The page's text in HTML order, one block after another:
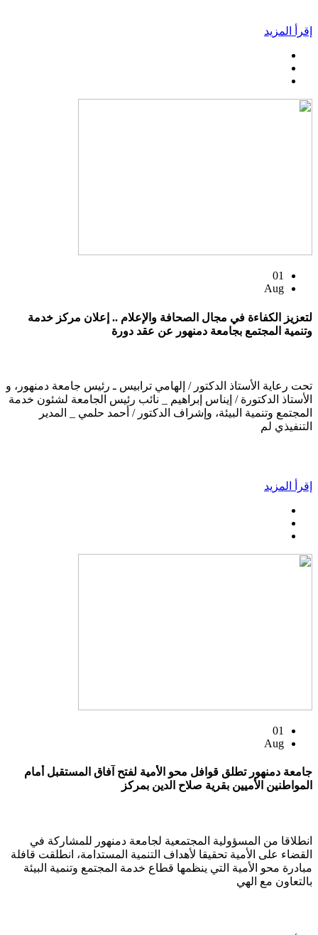
إقرأ المزيد
01
Aug
لتعزيز الكفاءة في مجال الصحافة والإعلام .. إعلان مركز خدمة
وتنمية المجتمع بجامعة دمنهور عن عقد دورة
تحت رعاية الأستاذ الدكتور / إلهامي ترابيس ـ رئيس جامعة دمنهور، و
الأستاذ الدكتورة / إيناس إبراهيم _ نائب رئيس الجامعة لشئون خدمة
المجتمع وتنمية البيئة، وإشراف الدكتور / أحمد حلمي _ المدير
التنفيذي لم
إقرأ المزيد
01
Aug
جامعة دمنهور تطلق قوافل محو الأمية لفتح آفاق المستقبل أمام
المواطنين الأميين بقرية صلاح الدين بمركز
انطلاقا من المسؤولية المجتمعية لجامعة دمنهور للمشاركة في
القضاء على الأمية تحقيقا لأهداف التنمية المستدامة، انطلقت قافلة
مبادرة محو الأمية التي ينظمها قطاع خدمة المجتمع وتنمية البيئة
بالتعاون مع الهي